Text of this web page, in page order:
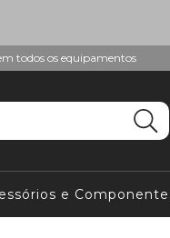
todos os equipamentos
e